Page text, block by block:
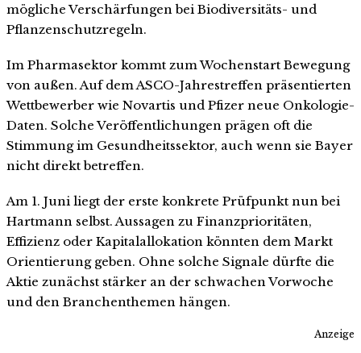
mögliche Verschärfungen bei Biodiversitäts- und
Pflanzenschutzregeln.
Im Pharmasektor kommt zum Wochenstart Bewegung
von außen. Auf dem ASCO-Jahrestreffen präsentierten
Wettbewerber wie Novartis und Pfizer neue Onkologie-
Daten. Solche Veröffentlichungen prägen oft die
Stimmung im Gesundheitssektor, auch wenn sie Bayer
nicht direkt betreffen.
Am 1. Juni liegt der erste konkrete Prüfpunkt nun bei
Hartmann selbst. Aussagen zu Finanzprioritäten,
Effizienz oder Kapitalallokation könnten dem Markt
Orientierung geben. Ohne solche Signale dürfte die
Aktie zunächst stärker an der schwachen Vorwoche
und den Branchenthemen hängen.
Anzeige